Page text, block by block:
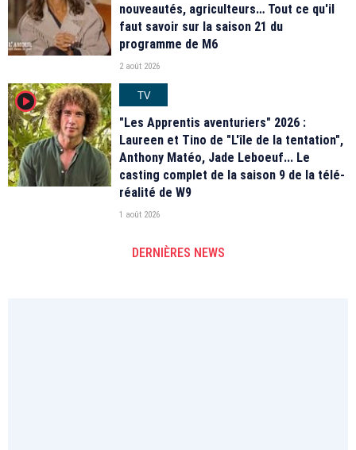
nouveautés, agriculteurs… Tout ce qu'il
faut savoir sur la saison 21 du
programme de M6
2 août 2026
player2
TV
"Les Apprentis aventuriers" 2026 :
Laureen et Tino de "L'île de la tentation",
Anthony Matéo, Jade Leboeuf... Le
casting complet de la saison 9 de la télé-
réalité de W9
1 août 2026
DERNIÈRES NEWS